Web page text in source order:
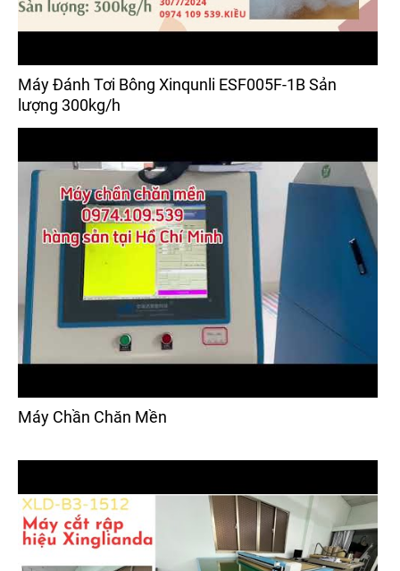
Máy Đánh Tơi Bông Xinqunli ESF005F-1B Sản
lượng 300kg/h
Máy Chần Chăn Mền